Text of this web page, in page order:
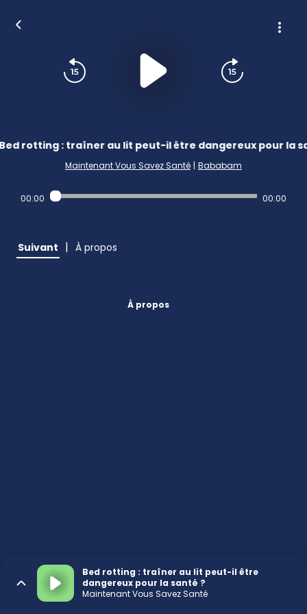
rotting : traîner au lit peut-il être dangereux pour la
Maintenant Vous Savez Santé | Bababam
00:00 00:00
Suivant | À propos
À propos
Bed rotting : traîner au lit peut-il être
dangereux pour la santé ?
Maintenant Vous Savez Santé